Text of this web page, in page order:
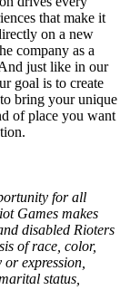
that make it
on a new
company as a
just like in our
goal is to create
bring your unique
of place you want
for all
Games makes
disabled Rioters
of race, color,
expression,
status,